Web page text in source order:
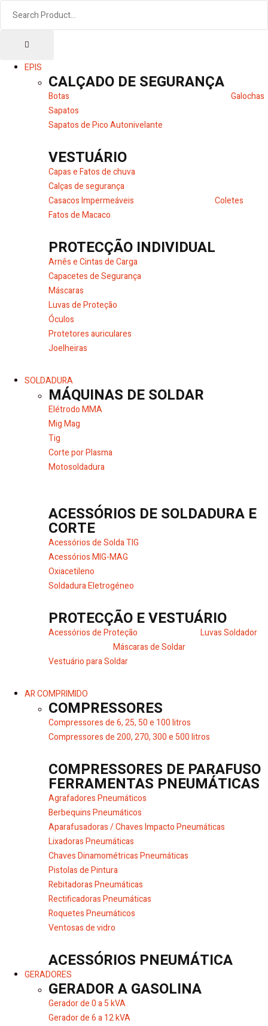
EPIS
CALÇADO DE SEGURANÇA
Botas
Galochas
Sapatos
Sapatos de Pico Autonivelante
VESTUÁRIO
Capas e Fatos de chuva
Calças de segurança
Casacos Impermeáveis
Coletes
Fatos de Macaco
PROTECÇÃO INDIVIDUAL
Arnês e Cintas de Carga
Capacetes de Segurança
Máscaras
Luvas de Proteção
Óculos
Protetores auriculares
Joelheiras
SOLDADURA
MÁQUINAS DE SOLDAR
Elétrodo MMA
Mig Mag
Tig
Corte por Plasma
Motosoldadura
ACESSÓRIOS DE SOLDADURA E
CORTE
Acessórios de Solda TIG
Acessórios MIG-MAG
Oxiacetileno
Soldadura Eletrogéneo
PROTECÇÃO E VESTUÁRIO
Acessórios de Proteção
Luvas Soldador
Máscaras de Soldar
Vestuário para Soldar
AR COMPRIMIDO
COMPRESSORES
Compressores de 6, 25, 50 e 100 litros
Compressores de 200, 270, 300 e 500 litros
COMPRESSORES DE PARAFUSO
FERRAMENTAS PNEUMÁTICAS
Agrafadores Pneumáticos
Berbequins Pneumáticos
Aparafusadoras / Chaves Impacto Pneumáticas
Lixadoras Pneumáticas
Chaves Dinamométricas Pneumáticas
Pistolas de Pintura
Rebitadoras Pneumáticas
Rectificadoras Pneumáticas
Roquetes Pneumáticos
Ventosas de vidro
ACESSÓRIOS PNEUMÁTICA
GERADORES
GERADOR A GASOLINA
Gerador de 0 a 5 kVA
Gerador de 6 a 12 kVA